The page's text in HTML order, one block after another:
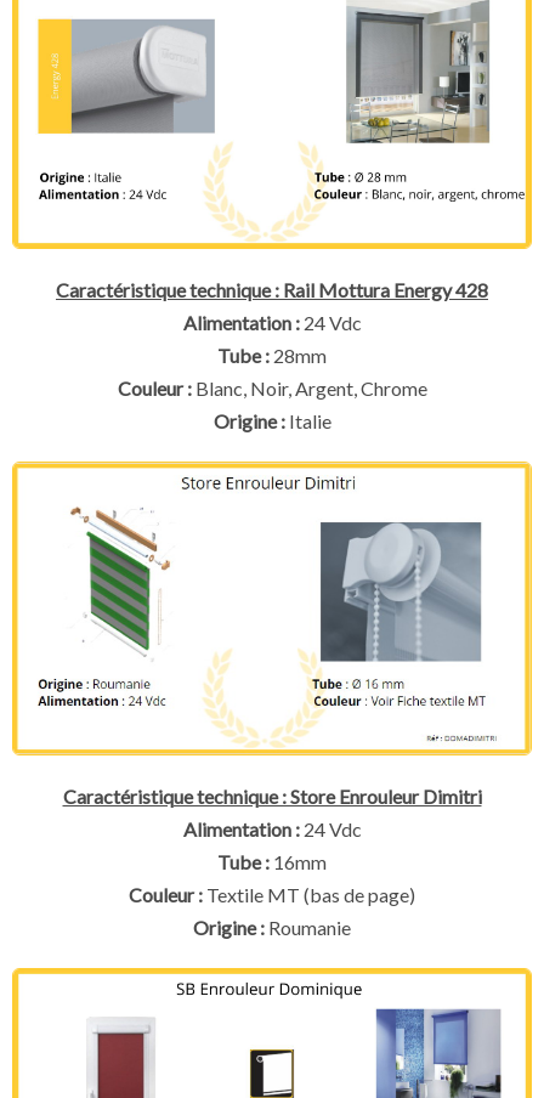
Caractéristique technique : Rail Mottura Energy 428
Alimentation : 24 Vdc
Tube : 28mm
Couleur : Blanc, Noir, Argent, Chrome
Origine : Italie
Caractéristique technique : Store Enrouleur Dimitri
Alimentation : 24 Vdc
Tube : 16mm
Couleur : Textile MT (bas de page)
Origine : Roumanie